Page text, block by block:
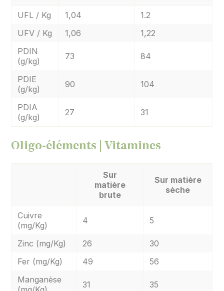
UFL / Kg 1,04
1.2
UFV / Kg
1,06
1,22
PDIN
(g/kg)
73 84
PDIE
(g/kg)
90 104
PDIA
(g/kg)
27 31
Oligo-éléments | Vitamines
Sur
matière
brute
Sur matière
sèche
Cuivre
(mg/Kg)
4 5
Zinc (mg/Kg) 26
30
Fer (mg/Kg)
49
56
Manganèse
31 35